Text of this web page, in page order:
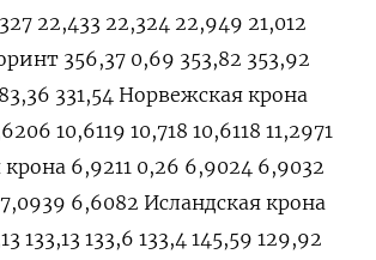
22,433 22,324 22,949 21,012
356,37 0,69 353,82 353,92
331,54 Норвежская крона
10,6119 10,718 10,6118 11,2971
крона 6,9211 0,26 6,9024 6,9032
6,6082 Исландская крона
133,13 133,6 133,4 145,59 129,92